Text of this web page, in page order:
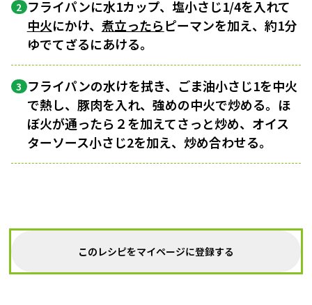
2 フライパンに水1カップ、塩小さじ1/4を入れて
中火にかけ、 煮立ったらピーマンを加え、約1分
ゆでてざるにあける。
3 フライパンの水けを拭き、ごま油小さじ1を中火
で熱し、豚肉を入れ、強めの中火で炒める。ほ
ぼ火が通ったら２を加えてさっと炒め、オイス
ターソース小さじ2を加え、炒め合わせる。
このレシピをマイページに登録する